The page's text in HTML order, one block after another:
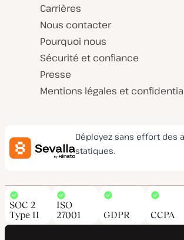
Carrières
Nous contacter
Pourquoi nous
Sécurité et confiance
Presse
Mentions légales et
Déployez sans effort des
statiques.
SOC 2
Type II
ISO
27001
GDPR CCPA